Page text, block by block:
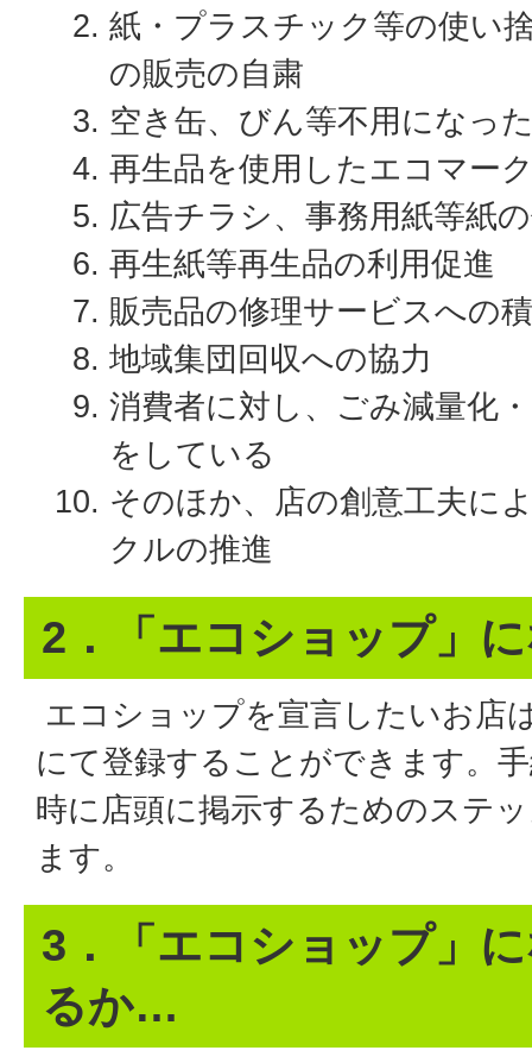
紙・プラスチック等の使い
の販売の自粛
空き缶、びん等不用になっ
再生品を使用したエコマー
広告チラシ、事務用紙等紙
再生紙等再生品の利用促進
販売品の修理サービスへの
地域集団回収への協力
消費者に対し、ごみ減量化
をしている
そのほか、店の創意工夫に
クルの推進
2．「エコショップ」
エコショップを宣言したいお店
にて登録することができます。
時に店頭に掲示するためのステ
ます。
3．「エコショップ」
るか…